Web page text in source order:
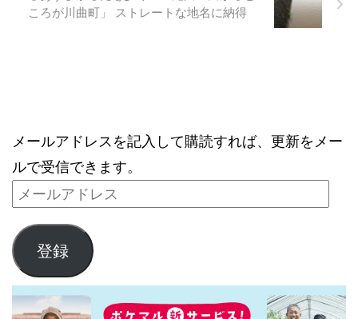
ころが川曲町」 ストレートな地名に納得
メールアドレスを記入して購読すれば、更新をメー
ルで受信できます。
登録